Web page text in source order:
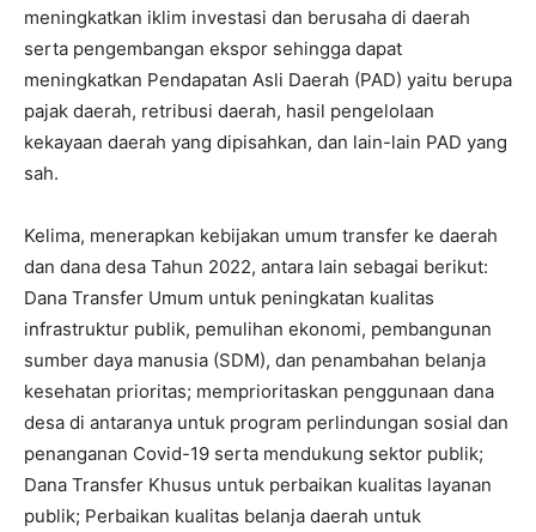
meningkatkan iklim investasi dan berusaha di daerah
serta pengembangan ekspor sehingga dapat
meningkatkan Pendapatan Asli Daerah (PAD) yaitu berupa
pajak daerah, retribusi daerah, hasil pengelolaan
kekayaan daerah yang dipisahkan, dan lain-lain PAD yang
sah.
Kelima, menerapkan kebijakan umum transfer ke daerah
dan dana desa Tahun 2022, antara lain sebagai berikut:
Dana Transfer Umum untuk peningkatan kualitas
infrastruktur publik, pemulihan ekonomi, pembangunan
sumber daya manusia (SDM), dan penambahan belanja
kesehatan prioritas; memprioritaskan penggunaan dana
desa di antaranya untuk program perlindungan sosial dan
penanganan Covid-19 serta mendukung sektor publik;
Dana Transfer Khusus untuk perbaikan kualitas layanan
publik; Perbaikan kualitas belanja daerah untuk